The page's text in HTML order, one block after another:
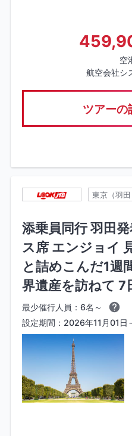
空
航空会社シ
ツアーの
東京（羽田
添乗員同行 羽田
ス席 エンジョイ
と詰めこんだ1週
界遺産を訪ねて 7
最少催行人員：6名～
設定期間：2026年11月01日